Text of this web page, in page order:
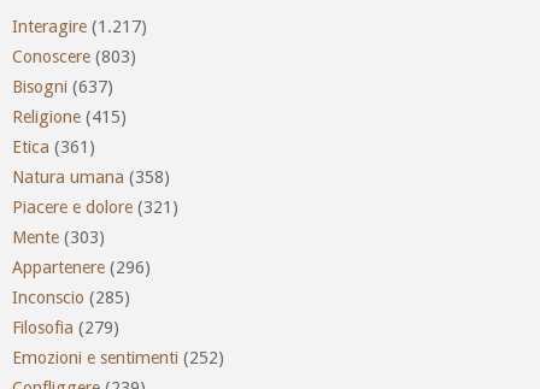
Interagire (1.217)
Conoscere (803)
Bisogni (637)
Religione (415)
Etica (361)
Natura umana (358)
Piacere e dolore (321)
Mente (303)
Appartenere (296)
Inconscio (285)
Filosofia (279)
Emozioni e sentimenti (252)